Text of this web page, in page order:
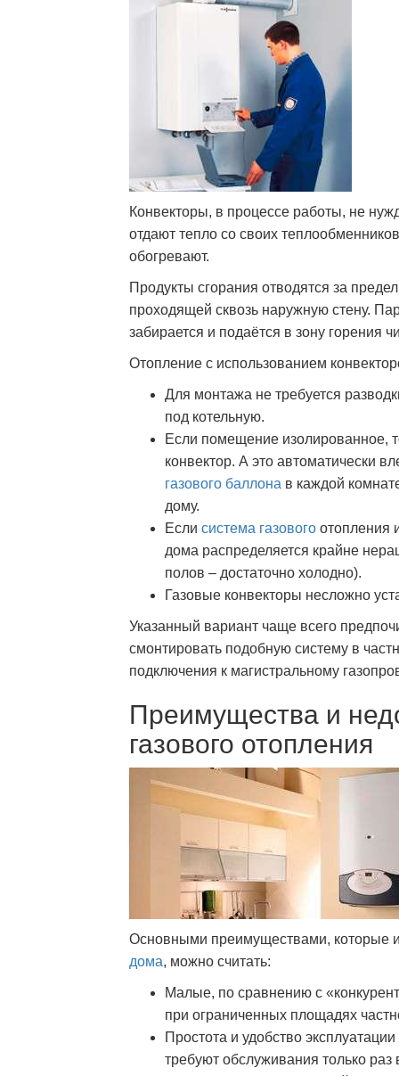
Конвекторы, в процессе работы, не
отдают тепло со своих
обогревают.
Продукты сгорания отводятся за
проходящей сквозь наружную стену.
забирается и подаётся в зону горения
Отопление с использованием
Для монтажа не требуется
под котельную.
Если помещение изолированное,
конвектор. А это автоматически
газового баллона в каждой
дому.
Если система газового отопления
дома распределяется крайне
полов – достаточно холодно).
Газовые конвекторы несложно
Указанный вариант чаще всего
смонтировать подобную систему в
подключения к магистральному
Преимущества и
газового отопления
Основными преимуществами, которые
дома, можно считать:
Малые, по сравнению с
при ограниченных площадях
Простота и удобство
требуют обслуживания только раз